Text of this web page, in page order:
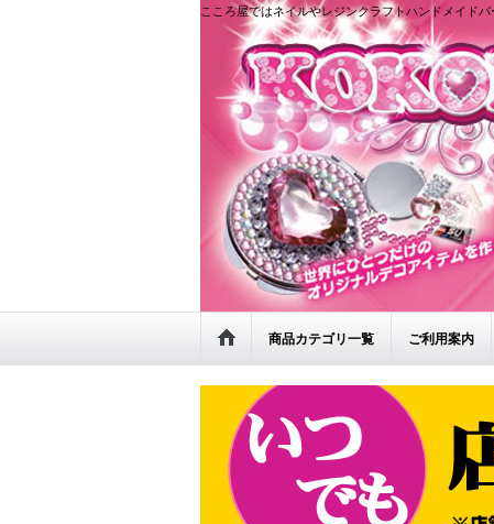
こころ屋ではネイルやレジンクラフトハンドメイドパ
商品カテゴリ一覧 ご利用案内